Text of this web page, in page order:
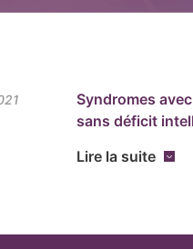
Syndromes
sans déficit
Lire la suite